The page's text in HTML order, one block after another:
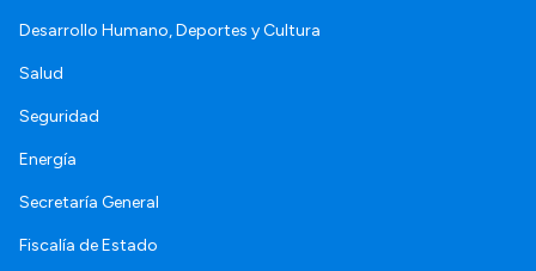
Desarrollo Humano, Deportes y Cultura
Salud
Seguridad
Energía
Secretaría General
Fiscalía de Estado